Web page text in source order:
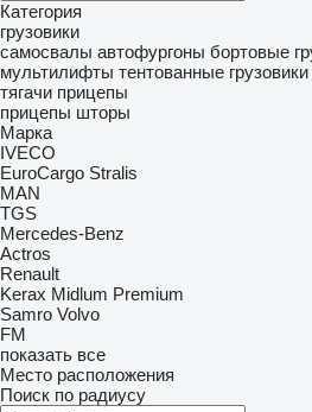
Категория
грузовики
самосвалы автофургоны бортовые
мультилифты тентованные грузовики
тягачи прицепы
прицепы шторы
Марка
IVECO
EuroCargo Stralis
MAN
TGS
Mercedes-Benz
Actros
Renault
Kerax Midlum Premium
Samro Volvo
FM
показать все
Место расположения
Поиск по радиусу